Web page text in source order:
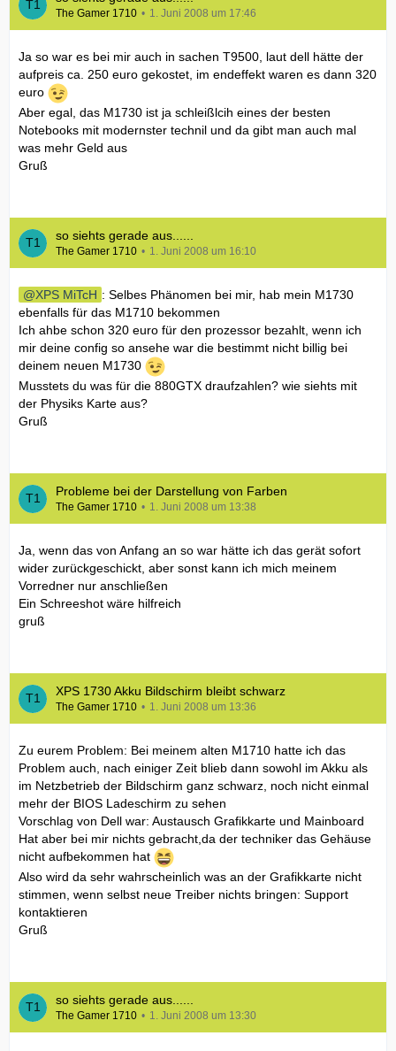
The Gamer 1710 1. Juni 2008 um 17:46
Ja so war es bei mir auch in sachen T9500, laut dell hätte der
aufpreis ca. 250 euro gekostet, im endeffekt waren es dann 320
euro
Aber egal, das M1730 ist ja schleißlcih eines der besten
Notebooks mit modernster technil und da gibt man auch mal
was mehr Geld aus
Gruß
so siehts gerade aus......
The Gamer 1710 1. Juni 2008 um 16:10
XPS MiTcH : Selbes Phänomen bei mir, hab mein M1730
ebenfalls für das M1710 bekommen
Ich ahbe schon 320 euro für den prozessor bezahlt, wenn ich
mir deine config so ansehe war die bestimmt nicht billig bei
deinem neuen M1730
Musstets du was für die 880GTX draufzahlen? wie siehts mit
der Physiks Karte aus?
Gruß
Probleme bei der Darstellung von Farben
The Gamer 1710 1. Juni 2008 um 13:38
Ja, wenn das von Anfang an so war hätte ich das gerät sofort
wider zurückgeschickt, aber sonst kann ich mich meinem
Vorredner nur anschließen
Ein Schreeshot wäre hilfreich
gruß
XPS 1730 Akku Bildschirm bleibt schwarz
The Gamer 1710 1. Juni 2008 um 13:36
Zu eurem Problem: Bei meinem alten M1710 hatte ich das
Problem auch, nach einiger Zeit blieb dann sowohl im Akku als
im Netzbetrieb der Bildschirm ganz schwarz, noch nicht einmal
mehr der BIOS Ladeschirm zu sehen
Vorschlag von Dell war: Austausch Grafikkarte und Mainboard
Hat aber bei mir nichts gebracht,da der techniker das Gehäuse
nicht aufbekommen hat
Also wird da sehr wahrscheinlich was an der Grafikkarte nicht
stimmen, wenn selbst neue Treiber nichts bringen: Support
kontaktieren
Gruß
so siehts gerade aus......
The Gamer 1710 1. Juni 2008 um 13:30